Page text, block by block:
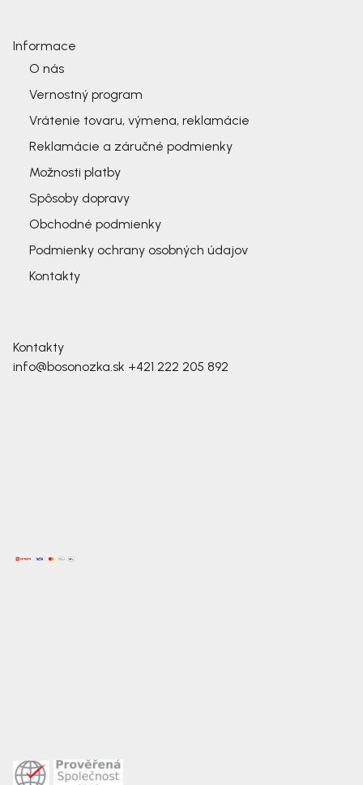
Informace
O nás
Vernostný program
Vrátenie tovaru, výmena, reklamácie
Reklamácie a záručné podmienky
Možnosti platby
Spôsoby dopravy
Obchodné podmienky
Podmienky ochrany osobných údajov
Kontakty
Kontakty
info@bosonozka.sk +421 222 205 892